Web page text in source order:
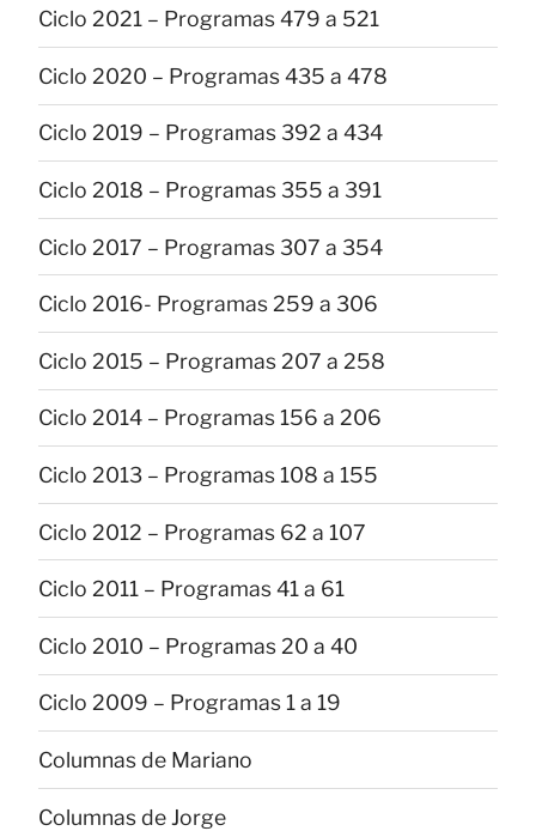
Ciclo 2021 – Programas 479 a 521
Ciclo 2020 – Programas 435 a 478
Ciclo 2019 – Programas 392 a 434
Ciclo 2018 – Programas 355 a 391
Ciclo 2017 – Programas 307 a 354
Ciclo 2016- Programas 259 a 306
Ciclo 2015 – Programas 207 a 258
Ciclo 2014 – Programas 156 a 206
Ciclo 2013 – Programas 108 a 155
Ciclo 2012 – Programas 62 a 107
Ciclo 2011 – Programas 41 a 61
Ciclo 2010 – Programas 20 a 40
Ciclo 2009 – Programas 1 a 19
Columnas de Mariano
Columnas de Jorge